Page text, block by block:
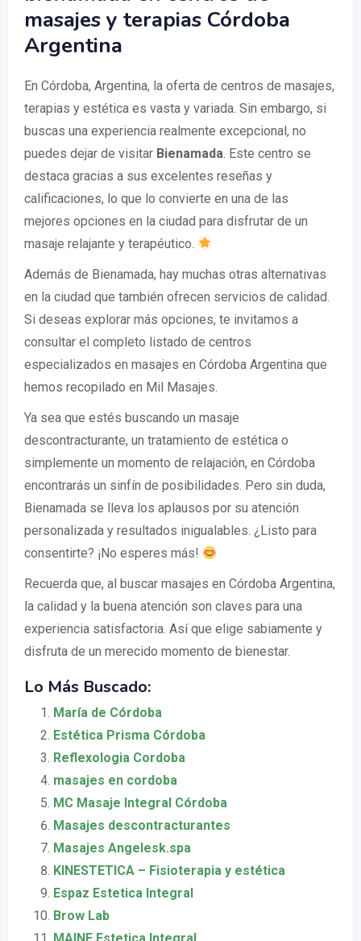
masajes y terapias Córdoba
Argentina
En Córdoba, Argentina, la oferta de centros de masajes,
terapias y estética es vasta y variada. Sin embargo, si
buscas una experiencia realmente excepcional, no
puedes dejar de visitar Bienamada. Este centro se
destaca gracias a sus excelentes reseñas y
calificaciones, lo que lo convierte en una de las
mejores opciones en la ciudad para disfrutar de un
masaje relajante y terapéutico.
Además de Bienamada, hay muchas otras alternativas
en la ciudad que también ofrecen servicios de calidad.
Si deseas explorar más opciones, te invitamos a
consultar el completo listado de centros
especializados en masajes en Córdoba Argentina que
hemos recopilado en Mil Masajes.
Ya sea que estés buscando un masaje
descontracturante, un tratamiento de estética o
simplemente un momento de relajación, en Córdoba
encontrarás un sinfín de posibilidades. Pero sin duda,
Bienamada se lleva los aplausos por su atención
personalizada y resultados inigualables. ¿Listo para
consentirte? ¡No esperes más!
Recuerda que, al buscar masajes en Córdoba Argentina,
la calidad y la buena atención son claves para una
experiencia satisfactoria. Así que elige sabiamente y
disfruta de un merecido momento de bienestar.
Lo Más Buscado:
María de Córdoba
Estética Prisma Córdoba
Reflexologia Cordoba
masajes en cordoba
MC Masaje Integral Córdoba
Masajes descontracturantes
Masajes Angelesk.spa
KINESTETICA – Fisioterapia y estética
Espaz Estetica Integral
Brow Lab